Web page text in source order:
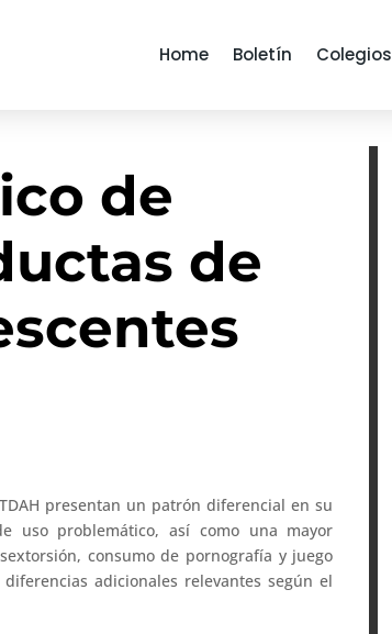
Home Boletín Colegios
de
de
presentan un patrón diferencial en su
uso problemático, así como una mayor
consumo de pornografía y juego
adicionales relevantes según el